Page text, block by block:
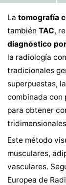
La tomografía
también TAC,
diagnóstico
la radiología
tradicionales
superpuestas,
combinada con
para obtener
Este método
musculares,
vasculares.
Europea de